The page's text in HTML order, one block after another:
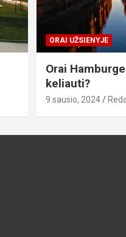
ORAI UŽSIENYJE
Orai
keliauti?
9 sausio, 2024